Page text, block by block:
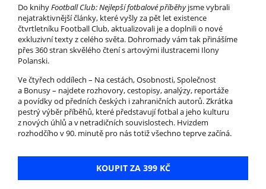
Do knihyFootball Club: Nejlepší fotbalové příběhyjsme vybrali
nejatraktivnější články, které vyšly za pět let existence
čtvrtletníku Football Club, aktualizovali je a doplnili o nové
exkluzivní texty z celého světa. Dohromady vám tak přinášíme
přes 360 stran skvělého čtení s artovými ilustracemi Ilony
Polanski.
Ve čtyřech oddílech – Na cestách, Osobnosti, Společnost
a Bonusy – najdete rozhovory, cestopisy, analýzy, reportáže
a povídky od předních českých i zahraničních autorů. Zkrátka
pestrý výběr příběhů, které představují fotbal a jeho kulturu
z nových úhlů a v netradičních souvislostech. Hvizdem
rozhodčího v 90. minutě pro nás totiž všechno teprve začíná.
KOUPIT ZA 399 KČ